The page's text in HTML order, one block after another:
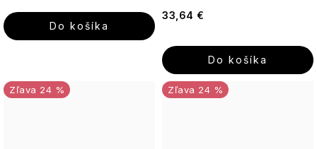
Do košíka
33,64 €
Do košíka
24 % 24 %